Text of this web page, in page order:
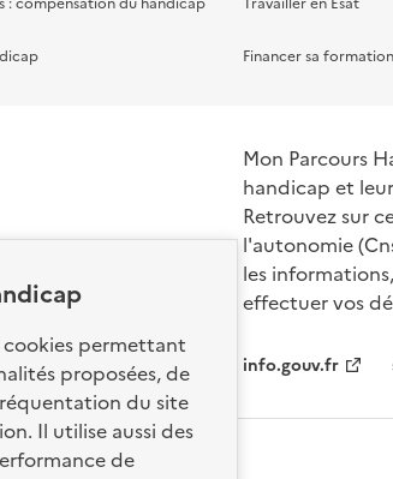
cookies permettant
proposées, de
du site
Il utilise aussi des
de
Financer sa
Mon Parcours
handicap et
Retrouvez sur
l'autonomie
les
effectuer vos
Nos
info.gouv.fr